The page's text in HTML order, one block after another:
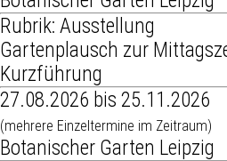
Rubrik: Ausstellung
Gartenplausch zur
Kurzführung
27.08.2026 bis 25.11.2026
(mehrere Einzeltermine im Zeitraum)
Botanischer Garten Leipzig